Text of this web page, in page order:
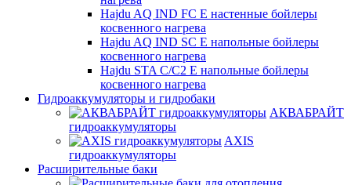
Hajdu AQ IND FC E настенные бойлеры
косвенного нагрева
Hajdu AQ IND SC E напольные бойлеры
косвенного нагрева
Hajdu STA C/C2 E напольные бойлеры
косвенного нагрева
Гидроаккумуляторы и гидробаки
АКВАБРАЙТ
гидроаккумуляторы
AXIS
гидроаккумуляторы
Расширительные баки